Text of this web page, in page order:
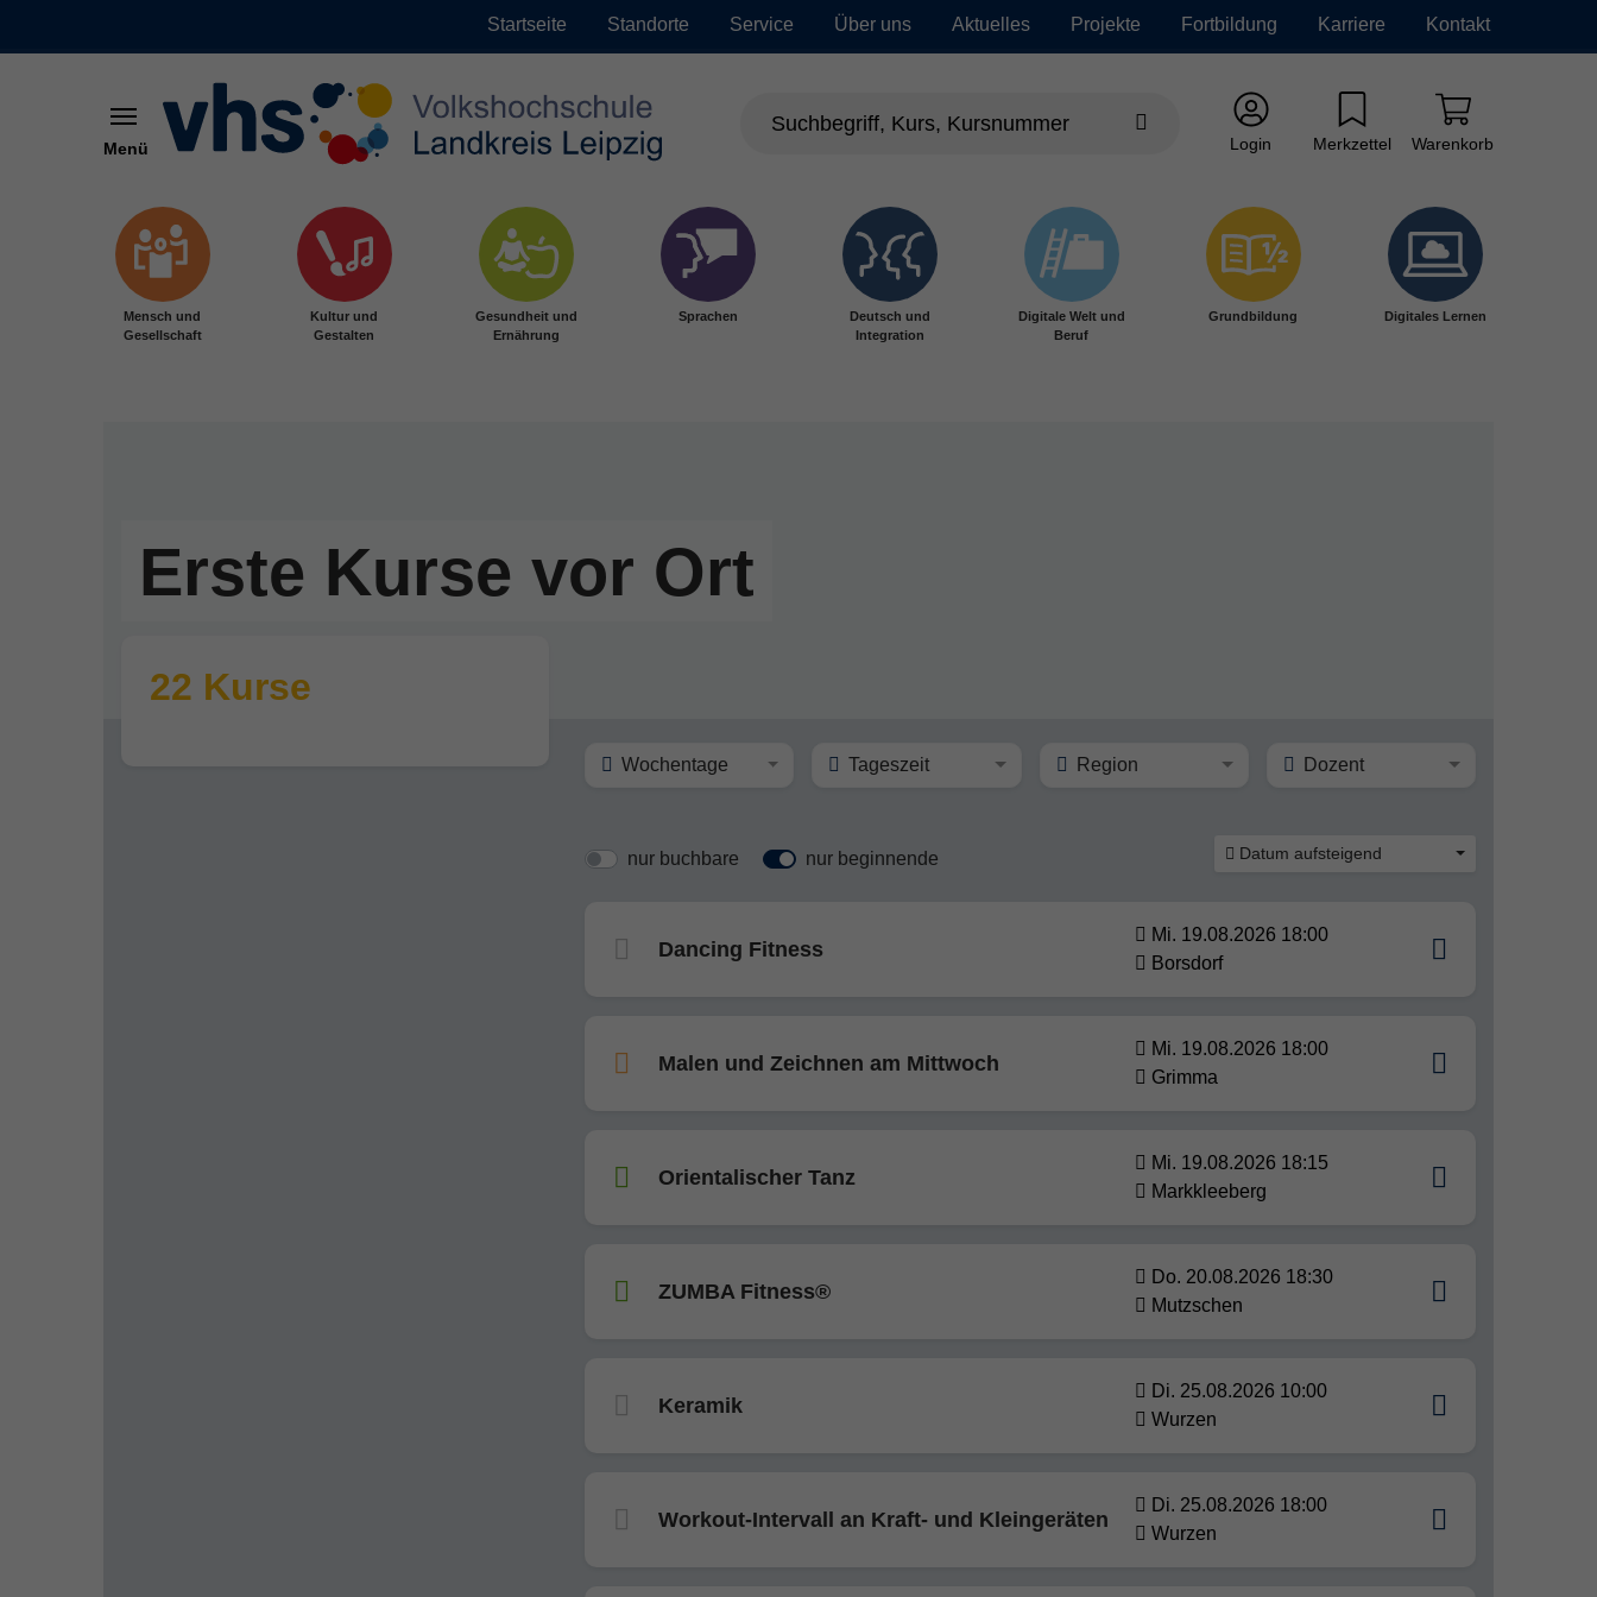
Startseite Standorte Service Über uns Aktuelles Projekte Fortbildung Karriere Kontakt
Menü Login Merkzettel Warenkorb
Mensch und
Gesellschaft
Kultur und
Gestalten
Gesundheit und
Ernährung
Sprachen
Deutsch und
Integration
Digitale Welt und
Beruf
Grundbildung Digitales Lernen
Erste Kurse vor Ort
22 Kurse
Wochentage Tageszeit Region Dozent
nur buchbare nur beginnende Datum aufsteigend
Dancing Fitness
Mi. 19.08.2026 18:00
Borsdorf
Malen und Zeichnen am Mittwoch
Mi. 19.08.2026 18:00
Grimma
Orientalischer Tanz
Mi. 19.08.2026 18:15
Markkleeberg
ZUMBA Fitness®
Do. 20.08.2026 18:30
Mutzschen
Keramik
Di. 25.08.2026 10:00
Wurzen
Workout-Intervall an Kraft- und Kleingeräten
Di. 25.08.2026 18:00
Wurzen